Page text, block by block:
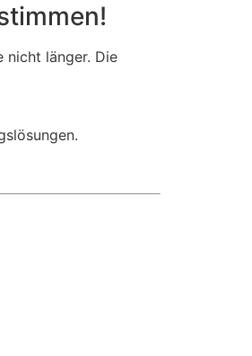
nicht länger. Die